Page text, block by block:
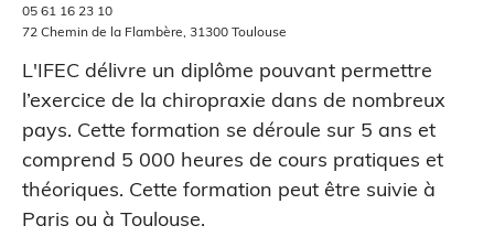
05 61 16 23 10
72 Chemin de la Flambère, 31300 Toulouse
L'IFEC délivre un diplôme pouvant permettre
l’exercice de la chiropraxie dans de nombreux
pays. Cette formation se déroule sur 5 ans et
comprend 5 000 heures de cours pratiques et
théoriques. Cette formation peut être suivie à
Paris ou à Toulouse.